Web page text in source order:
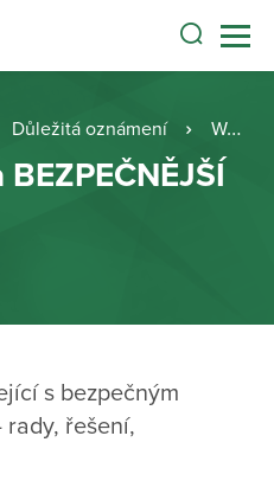
Důležitá oznámení Webová stránka BEZPEČNĚJŠÍ BRNO
s bezpečným
rady, řešení,